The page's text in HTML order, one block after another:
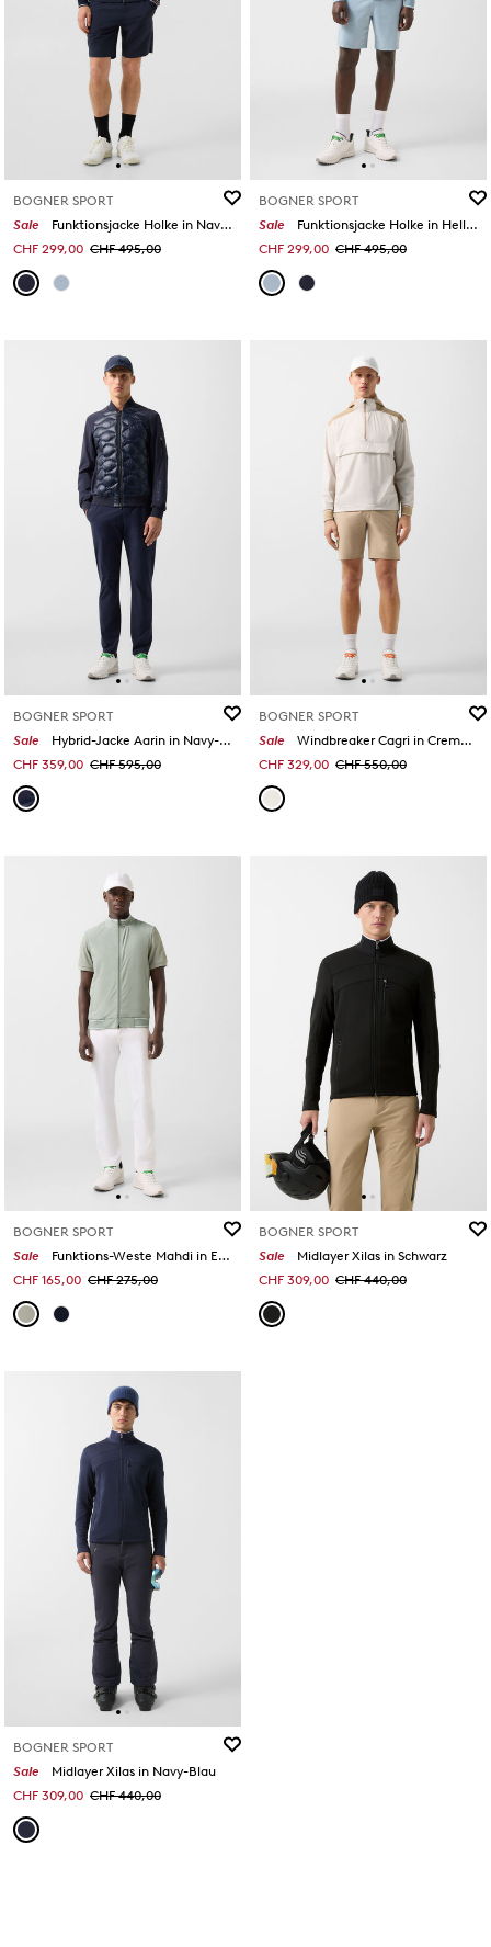
BOGNER SPORT
Sale
Funktionsjacke Holke in Navy-Blau
CHF 299,00 CHF 495,00
BOGNER SPORT
Sale
Funktionsjacke Holke in Hellblau
CHF 299,00 CHF 495,00
BOGNER SPORT
Sale
Hybrid-Jacke Aarin in Navy-Blau
CHF 359,00 CHF 595,00
BOGNER SPORT
Sale
Windbreaker Cagri in Creme/Karamell
CHF 329,00 CHF 550,00
BOGNER SPORT
Sale
Funktions-Weste Mahdi in Eukalyptus
CHF 165,00 CHF 275,00
BOGNER SPORT
Sale
Midlayer Xilas in Schwarz
CHF 309,00 CHF 440,00
BOGNER SPORT
Sale
Midlayer Xilas in Navy-Blau
CHF 309,00 CHF 440,00